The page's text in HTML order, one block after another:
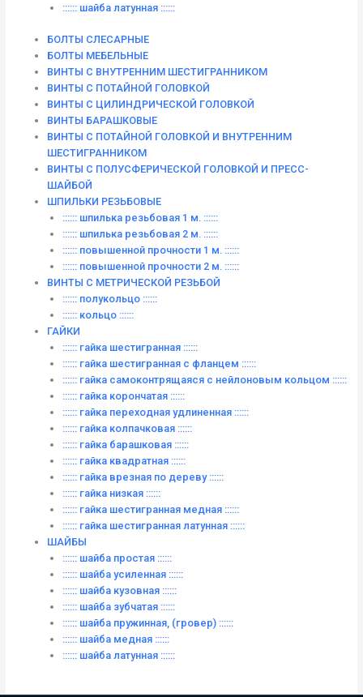
:::::: шайба латунная ::::::
БОЛТЫ СЛЕСАРНЫЕ
БОЛТЫ МЕБЕЛЬНЫЕ
ВИНТЫ С ВНУТРЕННИМ ШЕСТИГРАННИКОМ
ВИНТЫ С ПОТАЙНОЙ ГОЛОВКОЙ
ВИНТЫ С ЦИЛИНДРИЧЕСКОЙ ГОЛОВКОЙ
ВИНТЫ БАРАШКОВЫЕ
ВИНТЫ С ПОТАЙНОЙ ГОЛОВКОЙ И ВНУТРЕННИМ
ШЕСТИГРАННИКОМ
ВИНТЫ С ПОЛУСФЕРИЧЕСКОЙ ГОЛОВКОЙ И ПРЕСС-
ШАЙБОЙ
ШПИЛЬКИ РЕЗЬБОВЫЕ
:::::: шпилька резьбовая 1 м. ::::::
:::::: шпилька резьбовая 2 м. ::::::
:::::: повышенной прочности 1 м. ::::::
:::::: повышенной прочности 2 м. ::::::
ВИНТЫ C МЕТРИЧЕСКОЙ РЕЗЬБОЙ
:::::: полукольцо ::::::
:::::: кольцо ::::::
ГАЙКИ
:::::: гайка шестигранная ::::::
:::::: гайка шестигранная с фланцем ::::::
:::::: гайка самоконтрящаяся с нейлоновым кольцом ::::::
:::::: гайка корончатая ::::::
:::::: гайка переходная удлиненная ::::::
:::::: гайка колпачковая ::::::
:::::: гайка барашковая ::::::
:::::: гайка квадратная ::::::
:::::: гайка врезная по дереву ::::::
:::::: гайка низкая ::::::
:::::: гайка шестигранная медная ::::::
:::::: гайка шестигранная латунная ::::::
ШАЙБЫ
:::::: шайба простая ::::::
:::::: шайба усиленная ::::::
:::::: шайба кузовная ::::::
:::::: шайба зубчатая ::::::
:::::: шайба пружинная, (гровер) ::::::
:::::: шайба медная ::::::
:::::: шайба латунная ::::::